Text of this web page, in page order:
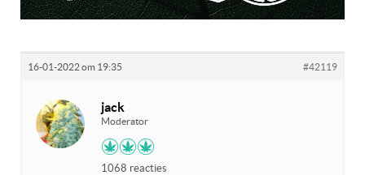
16-01-2022 om 19:35 #42119
jack
Moderator
1068 reacties